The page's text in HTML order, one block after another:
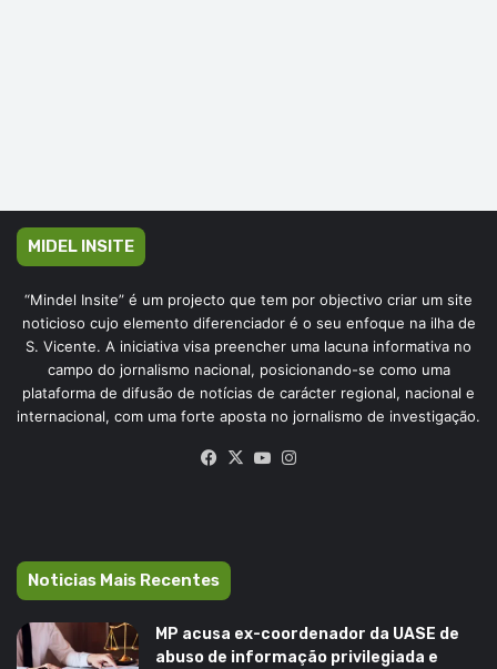
MIDEL INSITE
“Mindel Insite” é um projecto que tem por objectivo criar um site
noticioso cujo elemento diferenciador é o seu enfoque na ilha de
S. Vicente. A iniciativa visa preencher uma lacuna informativa no
campo do jornalismo nacional, posicionando-se como uma
plataforma de difusão de notícias de carácter regional, nacional e
internacional, com uma forte aposta no jornalismo de investigação.
Facebook
X YouTube
Noticias Mais Recentes
MP acusa ex-coordenador da UASE de
abuso de informação privilegiada e